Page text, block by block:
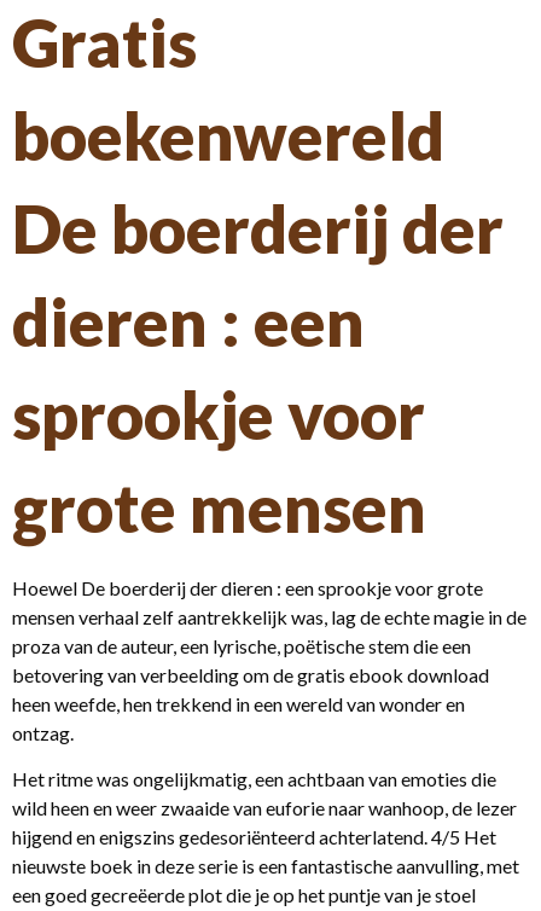
Gratis
boekenwereld
De boerderij der
dieren : een
sprookje voor
grote mensen
Hoewel De boerderij der dieren : een sprookje voor grote
mensen verhaal zelf aantrekkelijk was, lag de echte magie in de
proza van de auteur, een lyrische, poëtische stem die een
betovering van verbeelding om de gratis ebook download
heen weefde, hen trekkend in een wereld van wonder en
ontzag.
Het ritme was ongelijkmatig, een achtbaan van emoties die
wild heen en weer zwaaide van euforie naar wanhoop, de lezer
hijgend en enigszins gedesoriënteerd achterlatend. 4/5 Het
nieuwste boek in deze serie is een fantastische aanvulling, met
een goed gecreëerde plot die je op het puntje van je stoel